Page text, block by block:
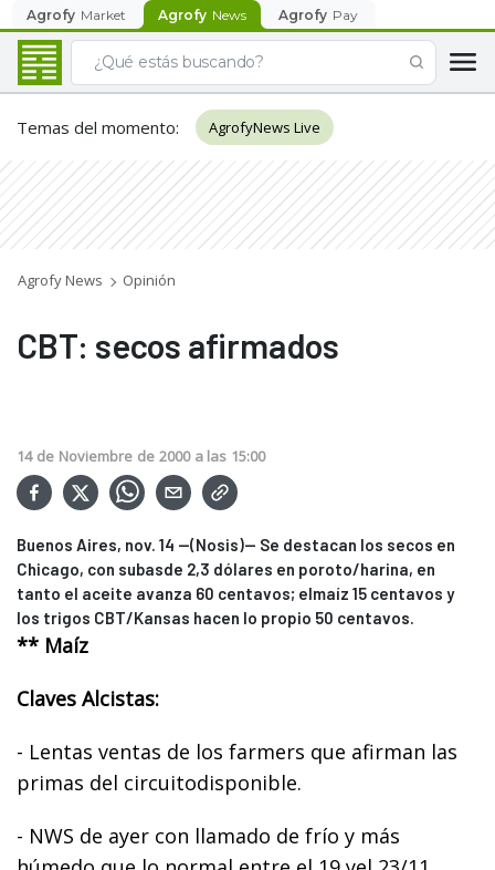
Agrofy Market Agrofy News Agrofy Pay
Temas del momento: AgrofyNews Live
Agrofy News Opinión
CBT: secos afirmados
14 de Noviembre de 2000 a las 15:00
Buenos Aires, nov. 14 --(Nosis)-- Se destacan los secos en
Chicago, con subasde 2,3 dólares en poroto/harina, en
tanto el aceite avanza 60 centavos; elmaíz 15 centavos y
los trigos CBT/Kansas hacen lo propio 50 centavos.
** Maíz
Claves Alcistas:
- Lentas ventas de los farmers que afirman las
primas del circuitodisponible.
- NWS de ayer con llamado de frío y más